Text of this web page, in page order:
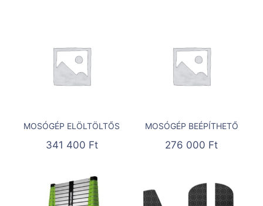
MOSÓGÉP ELÖLTÖLTŐS
341 400 Ft
MOSÓGÉP BEÉPÍTHETŐ
276 000 Ft